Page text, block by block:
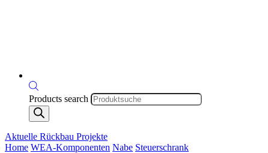
Products search
Aktuelle Rückbau Projekte
Home WEA-Komponenten Nabe Steuerschrank